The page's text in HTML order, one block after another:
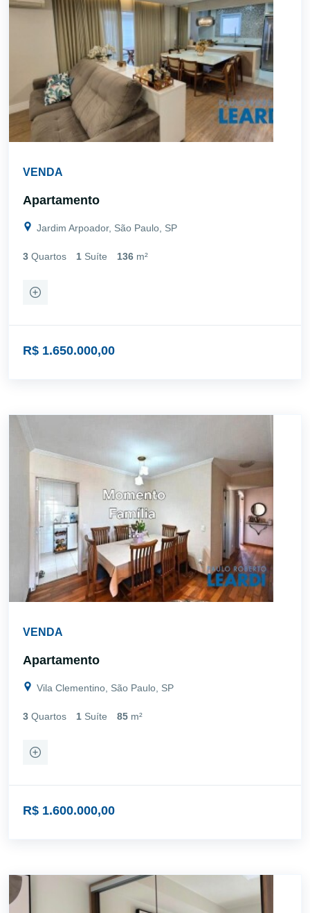
VENDA
Apartamento
Jardim Arpoador, São Paulo, SP
3 Quartos 1 Suíte 136 m²
R$ 1.650.000,00
VENDA
Apartamento
Vila Clementino, São Paulo, SP
3 Quartos 1 Suíte 85 m²
R$ 1.600.000,00